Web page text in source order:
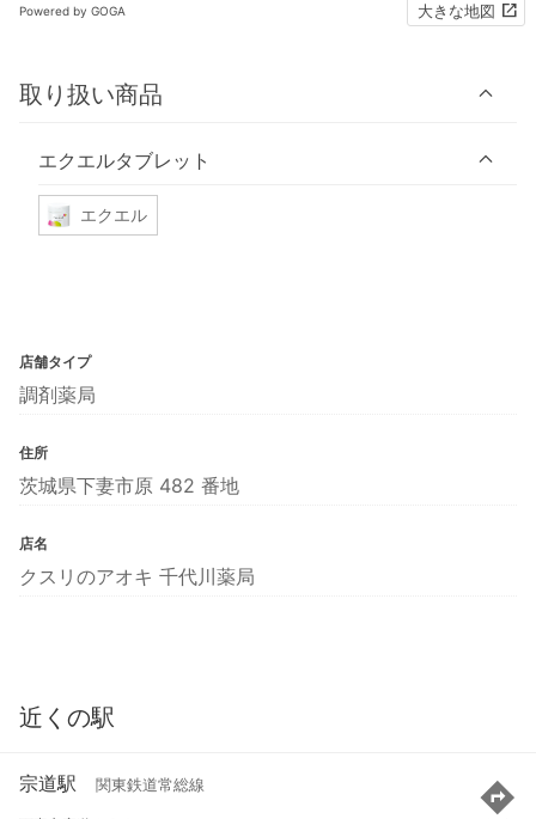
Powered by GOGA 大きな地図
取り扱い商品
エクエルタブレット
エクエル
店舗タイプ
調剤薬局
住所
茨城県下妻市原 482 番地
店名
クスリのアオキ 千代川薬局
近くの駅
宗道駅 関東鉄道常総線